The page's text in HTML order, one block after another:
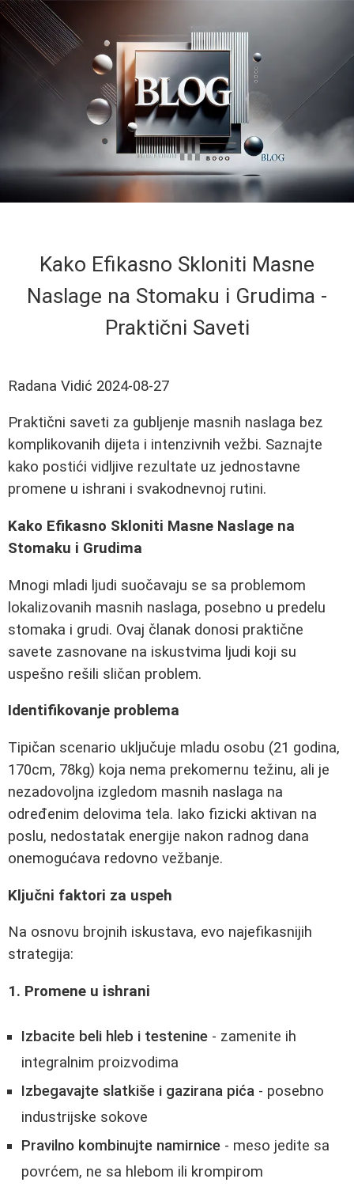
Kako Efikasno Skloniti Masne
Naslage na Stomaku i Grudima -
Praktični Saveti
Radana Vidić 2024-08-27
Praktični saveti za gubljenje masnih naslaga bez
komplikovanih dijeta i intenzivnih vežbi. Saznajte
kako postići vidljive rezultate uz jednostavne
promene u ishrani i svakodnevnoj rutini.
Kako Efikasno Skloniti Masne Naslage na
Stomaku i Grudima
Mnogi mladi ljudi suočavaju se sa problemom
lokalizovanih masnih naslaga, posebno u predelu
stomaka i grudi. Ovaj članak donosi praktične
savete zasnovane na iskustvima ljudi koji su
uspešno rešili sličan problem.
Identifikovanje problema
Tipičan scenario uključuje mladu osobu (21 godina,
170cm, 78kg) koja nema prekomernu težinu, ali je
nezadovoljna izgledom masnih naslaga na
određenim delovima tela. Iako fizicki aktivan na
poslu, nedostatak energije nakon radnog dana
onemogućava redovno vežbanje.
Ključni faktori za uspeh
Na osnovu brojnih iskustava, evo najefikasnijih
strategija:
1. Promene u ishrani
Izbacite beli hleb i testenine - zamenite ih
integralnim proizvodima
Izbegavajte slatkiše i gazirana pića - posebno
industrijske sokove
Pravilno kombinujte namirnice - meso jedite sa
povrćem, ne sa hlebom ili krompirom